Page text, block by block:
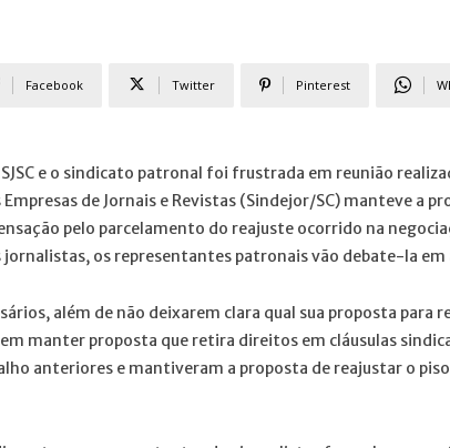
Facebook Twitter Pinterest
e o sindicato patronal foi frustrada em reunião
de Jornais e Revistas (Sindejor/SC) manteve a
pelo parcelamento do reajuste ocorrido na
os representantes patronais vão debate-la em
além de não deixarem clara qual sua proposta para
manter proposta que retira direitos em cláusulas
anteriores e mantiveram a proposta de reajustar o